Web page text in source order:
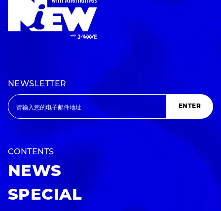
NEWSLETTER
ENTER
CONTENTS
NEWS
SPECIAL